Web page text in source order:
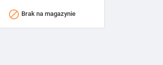
 Brak na magazynie